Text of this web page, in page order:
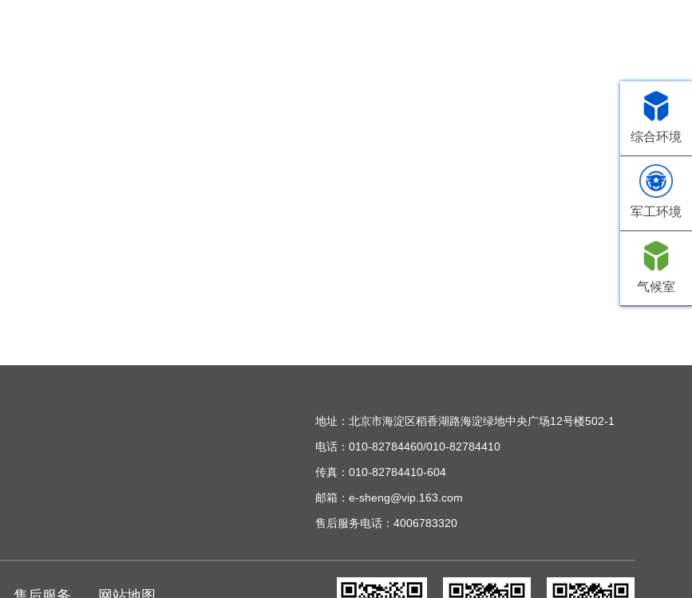
地址：北京市海淀区稻香湖路海淀绿地中央广场12号楼502-1
电话：010-82784460/010-82784410
传真：010-82784410-604
邮箱：e-sheng@vip.163.com
售后服务电话：4006783320
综合环境
军工环境
气候室